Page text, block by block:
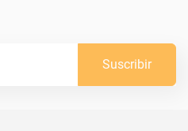
Suscribir